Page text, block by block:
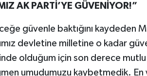
AK PARTİ’YE GÜVENİYOR!”
güvenle baktığını kaydeden
devletine milletine o kadar
olduğum için son derece
umudumuzu kaybetmedik. En